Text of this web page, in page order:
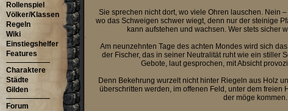
Rollenspiel
Völker/Klassen
Regeln
Wiki
Einstiegshelfer
Features
Charaktere
Städte
Gilden
Forum
Sie sprechen nicht dort, wo viele Ohren lauschen. Nein
wo das Schweigen schwer wiegt, denn nur der steinige
kann aufstehen und wachsen. Wer stets sicher
Am neunzehnten Tage des achten Mondes wird sich
der Fischer, das in seiner Neutralität ruht wie ein stiller
Gebote, laut gesprochen, mit Absicht
Denn Bekehrung wurzelt nicht hinter Riegeln aus Holz
überschritten werden, im offenen Feld, unter dem freien
der möge kommen.